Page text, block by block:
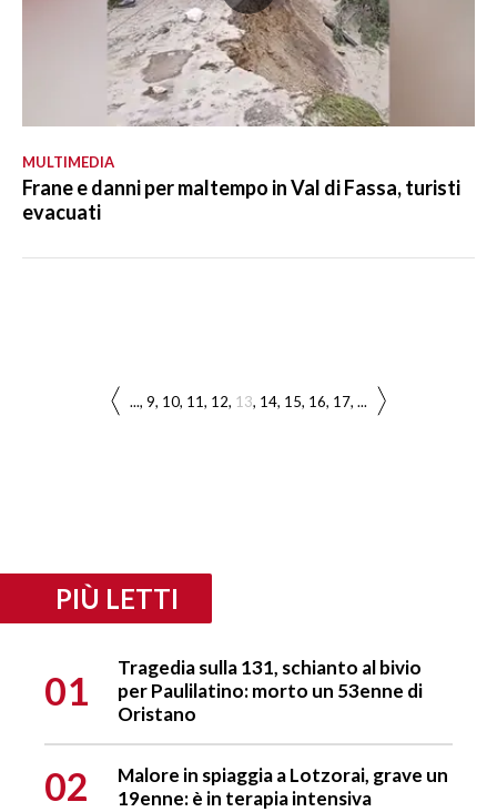
MULTIMEDIA
Frane e danni per maltempo in Val di Fassa, turisti
evacuati
... 9 10 11 12 13 14 15 16 17 ...
PIÙ LETTI
01
Tragedia sulla 131, schianto al bivio
per Paulilatino: morto un 53enne di
Oristano
02
Malore in spiaggia a Lotzorai, grave un
19enne: è in terapia intensiva